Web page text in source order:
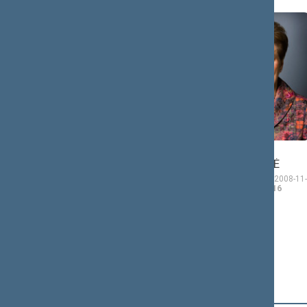
ČIGRIEJIENĖ
Seimo narė nuo 2008-11-
iki 2012-11-16